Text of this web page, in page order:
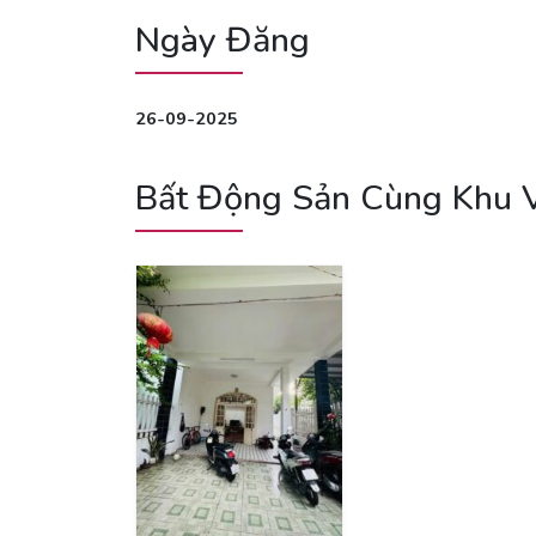
Ngày Đăng
26-09-2025
Bất Động Sản Cùng Khu